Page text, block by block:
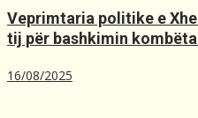
Veprimtaria politike e
tij për bashkimin
16/08/2025